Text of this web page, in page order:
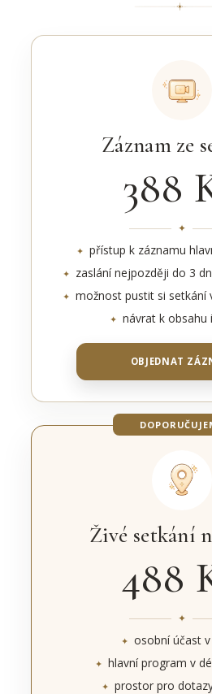
Záznam ze
388
přístup k záznamu
zaslání nejpozději do 3
možnost pustit si setkání
návrat k obsahu
OBJEDNAT
Živé setkání
488
osobní účast
hlavní program v
prostor pro